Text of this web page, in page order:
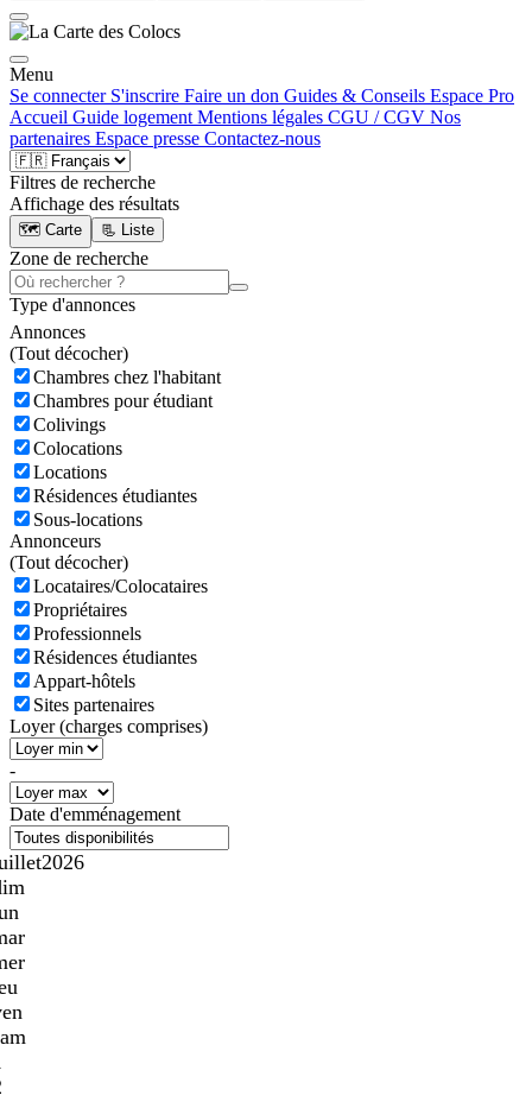
Menu
Se connecter S'inscrire Faire un don Guides & Conseils Espace Pro
Accueil Guide logement Mentions légales CGU / CGV Nos
partenaires Espace presse Contactez-nous
Filtres de recherche
Affichage des résultats
🗺️ Carte 📃 Liste
Zone de recherche
Type d'annonces
Annonces
(Tout décocher)
Chambres chez l'habitant
Chambres pour étudiant
Colivings
Colocations
Locations
Résidences étudiantes
Sous-locations
Annonceurs
(Tout décocher)
Locataires/Colocataires
Propriétaires
Professionnels
Résidences étudiantes
Appart-hôtels
Sites partenaires
Loyer (charges comprises)
-
Date d'emménagement
2026